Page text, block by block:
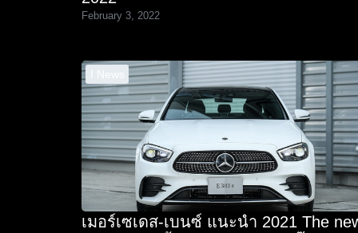
February 3, 2022
I News
เมอร์เซเดส-เบนซ์ แนะนำ 2021 The